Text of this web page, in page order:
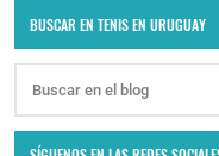
BUSCAR EN TENIS EN URUGUAY